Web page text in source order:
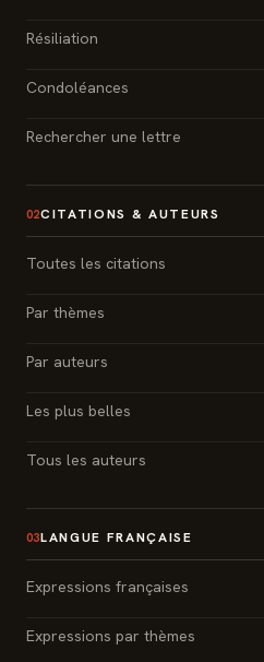
Résiliation
Condoléances
Rechercher une lettre
02CITATIONS & AUTEURS
Toutes les citations
Par thèmes
Par auteurs
Les plus belles
Tous les auteurs
03LANGUE FRANÇAISE
Expressions françaises
Expressions par thèmes